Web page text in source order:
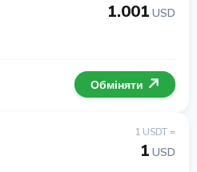
1.001 USD
Обміняти
1 USDT =
1 USD